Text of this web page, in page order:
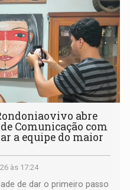
abre
Comunicação com
a equipe do maior
às 17:24
de dar o primeiro passo